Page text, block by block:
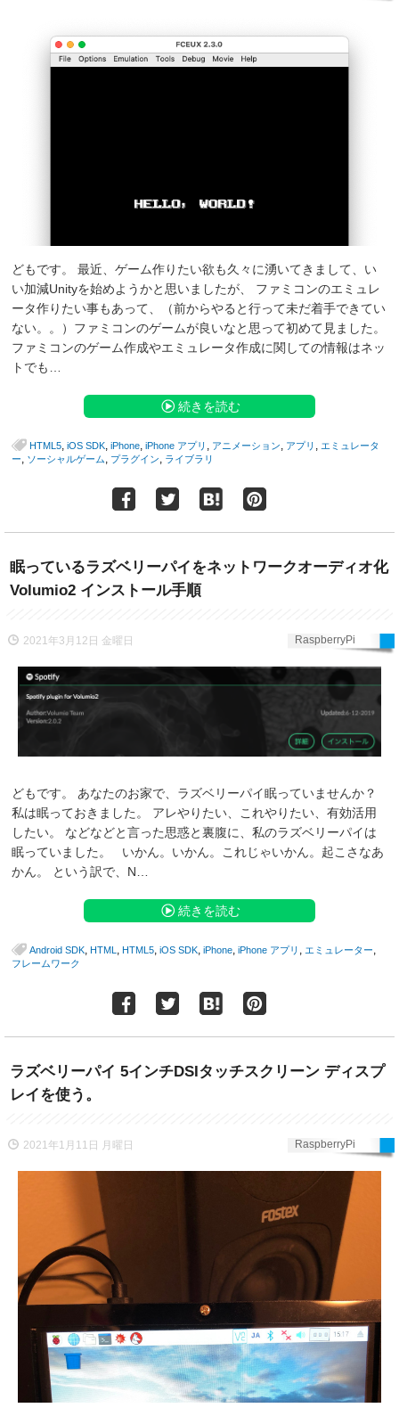
どもです。 最近、ゲーム作りたい欲も久々に湧いてきまして、い
い加減Unityを始めようかと思いましたが、 ファミコンのエミュレ
ータ作りたい事もあって、（前からやると行って未だ着手できてい
ない。。）ファミコンのゲームが良いなと思って初めて見ました。
ファミコンのゲーム作成やエミュレータ作成に関しての情報はネッ
トでも…
続きを読む
HTML5 iOS SDK iPhone iPhone アプリ アニメーション アプリ
エミュレータ
ー
ソーシャルゲーム プラグイン ライブラリ
眠っているラズベリーパイをネットワークオーディオ化
Volumio2 インストール手順
RaspberryPi
2021年3月12日 金曜日
どもです。 あなたのお家で、ラズベリーパイ眠っていませんか？
私は眠っておきました。 アレやりたい、これやりたい、有効活用
したい。 などなどと言った思惑と裏腹に、私のラズベリーパイは
眠っていました。 いかん。いかん。これじゃいかん。起こさなあ
かん。 という訳で、N…
続きを読む
Android SDK HTML HTML5 iOS SDK iPhone iPhone アプリ エミュレーター
フレームワーク
ラズベリーパイ 5インチDSIタッチスクリーン ディスプ
レイを使う。
RaspberryPi
2021年1月11日 月曜日